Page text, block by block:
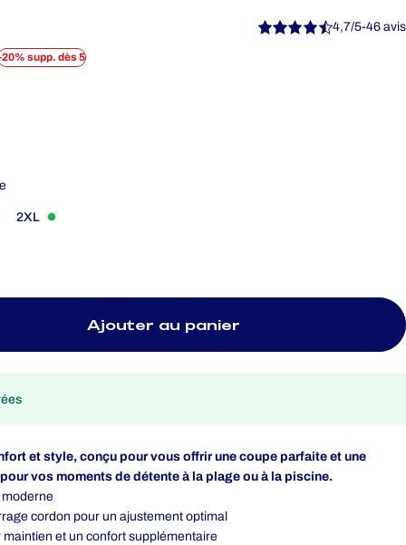
4,7/5-46 avis
supp. dès 5
2XL
Ajouter au panier
et style, conçu pour vous offrir une coupe parfaite et une
vos moments de détente à la plage ou à la piscine.
cordon pour un ajustement optimal
et un confort supplémentaire